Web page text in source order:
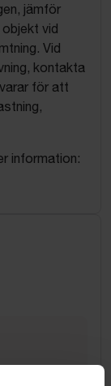
jämför
vid
Vid
kontakta
för att
information: